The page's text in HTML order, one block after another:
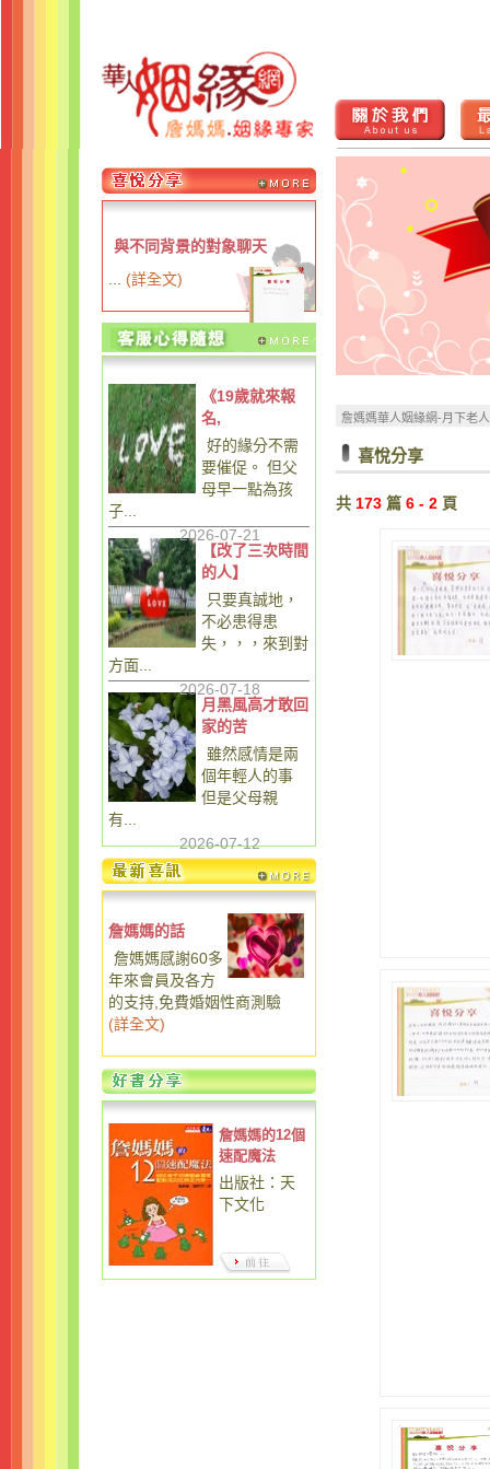
與不同背景的對象聊天
(詳全文)
《19歲就來報
名,
好的緣分不需
要催促。 但父
母早一點為孩
子...
2026-07-21
【改了三次時間
的人】
只要真誠地，
不必患得患
失，，，來到對
方面...
2026-07-18
月黑風高才敢回
家的苦
雖然感情是兩
個年輕人的事
但是父母親
有...
2026-07-12
詹媽媽的話
詹媽媽感謝60多
年來會員及各方
的支持,免費婚姻性商測驗
(詳全文)
詹媽媽的12個
速配魔法
出版社：天
下文化
詹媽媽華人姻緣網-月下老
喜悅分享
共 173 篇 6 - 2 頁